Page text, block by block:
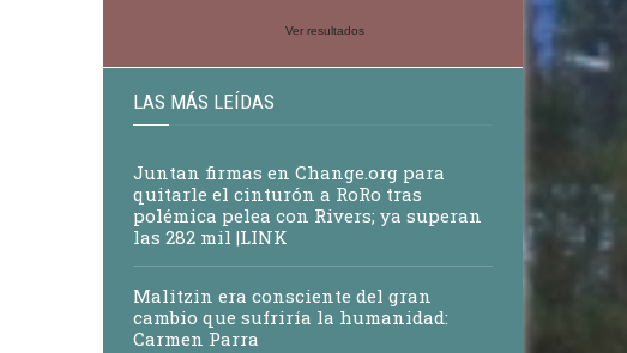
Ver resultados
LAS MÁS LEÍDAS
Juntan firmas en Change.org para
quitarle el cinturón a RoRo tras
polémica pelea con Rivers; ya superan
las 282 mil |LINK
Malitzin era consciente del gran
cambio que sufriría la humanidad:
Carmen Parra